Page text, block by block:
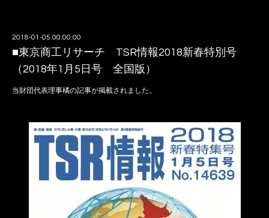
2018-01-05 00:00:00
■東京商工リサーチ TSR情報2018新春特別号
（2018年1月5日号 全国版）
当財団代表理事橘の記事が掲載されました。